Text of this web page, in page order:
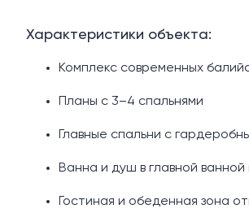
Характеристики объекта:
Комплекс современных
Планы с 3–4 спальнями
Главные спальни с
Ванна и душ в главной ванной
Гостиная и обеденная зона